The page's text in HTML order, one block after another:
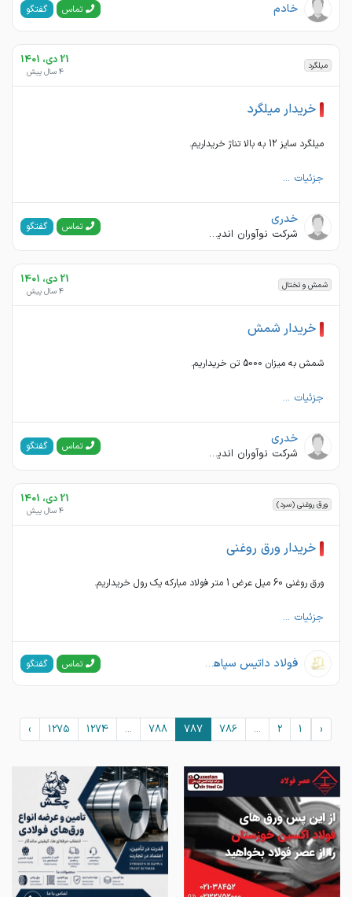
خادم تماس گفتگو
میلگرد 21 دی، 1401
4 سال پیش
خریدار میلگرد
میلگرد سایز 12 به بالا تناژ خریداریم.
جزئیات ...
خدری
شرکت نوآوران اندیشان تماس گفتگو
شمش و تختال 21 دی، 1401
4 سال پیش
خریدار شمش
شمش به میزان 5000 تن خریداریم.
جزئیات ...
خدری
شرکت نوآوران اندیشان تماس گفتگو
ورق روغنی (سرد) 21 دی، 1401
4 سال پیش
خریدار ورق روغنی
ورق روغنی 60 میل عرض 1 متر فولاد مبارکه یک رول خریداریم.
جزئیات ...
فولاد داتیس سپاهان تماس گفتگو
‹
1
2
...
786
787
788
...
1274
1275
›